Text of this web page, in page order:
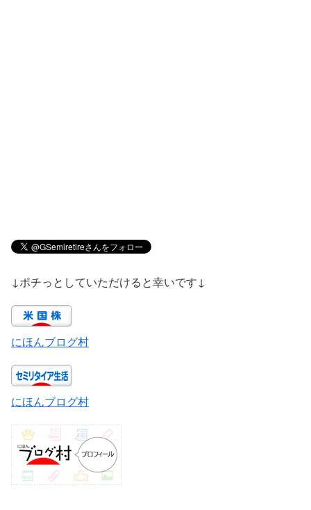
↓ポチっとしていただけると幸いです↓
にほんブログ村
にほんブログ村